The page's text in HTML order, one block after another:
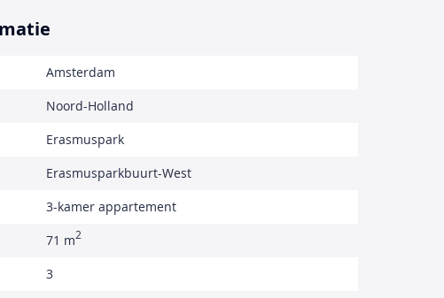
Amsterdam
Noord-Holland
Erasmuspark
Erasmusparkbuurt-West
3-kamer appartement
71 m2
3